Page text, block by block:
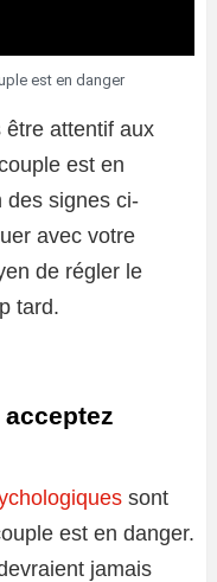
est en danger
être attentif aux
est en
des signes ci-
avec votre
de régler le
tard.
sont
est en danger.
jamais